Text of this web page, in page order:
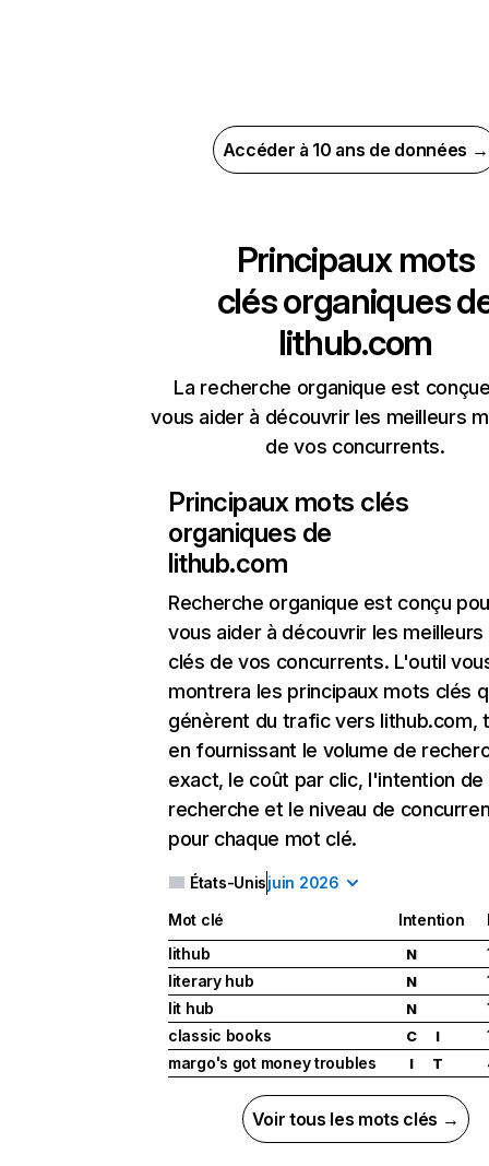
Accéder à 10 ans de données →
Principaux mots
clés organiques
lithub.com
La recherche organique est
vous aider à découvrir les meilleurs
de vos concurrents.
Principaux mots clés
organiques de
lithub.com
Recherche organique est conçu
vous aider à découvrir les
clés de vos concurrents. L'outil
montrera les principaux mots clés
génèrent du trafic vers lithub.com,
en fournissant le volume de
exact, le coût par clic, l'intention de
recherche et le niveau de
pour chaque mot clé.
États-Unisjuin 2026
Mot clé Intention
lithub
N
literary hub
N
lit hub
N
classic books
C I
margo's got money troubles
I T
Voir tous les mots clés →